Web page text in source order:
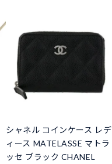
シャネル コインケース レデ
ィース MATELASSE マトラ
ッセ ブラック CHANEL